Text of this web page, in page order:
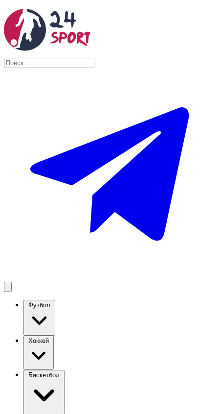
Футбол
Хоккей
Баскетбол